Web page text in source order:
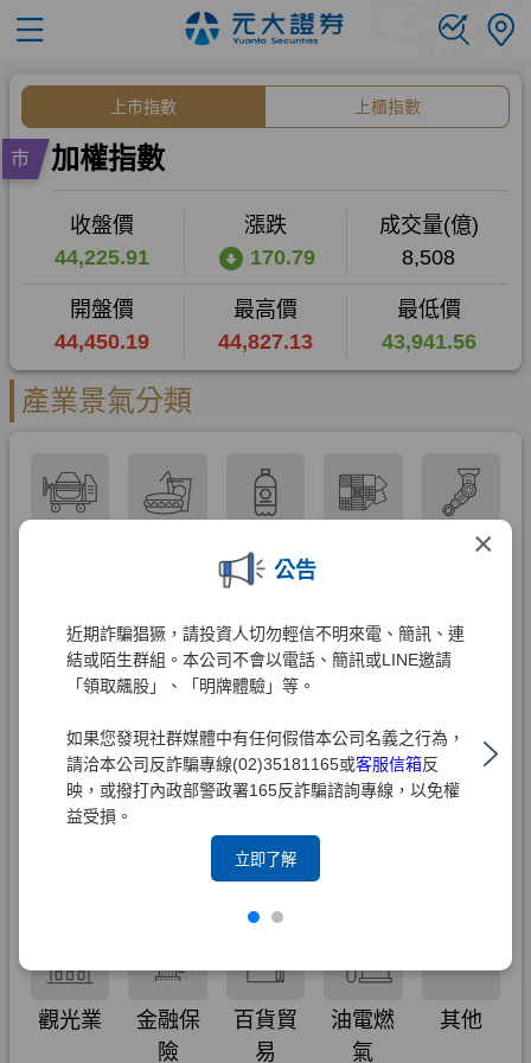
×
公告
近期詐騙猖獗，請投資人切勿輕信不明來電、簡訊、連
結或陌生群組。本公司不會以電話、簡訊或LINE邀請
「領取飆股」、「明牌體驗」等。
如果您發現社群媒體中有任何假借本公司名義之行為，
請洽本公司反詐騙專線(02)35181165或客服信箱反
映，或撥打內政部警政署165反詐騙諮詢專線，以免權
益受損。
立即了解